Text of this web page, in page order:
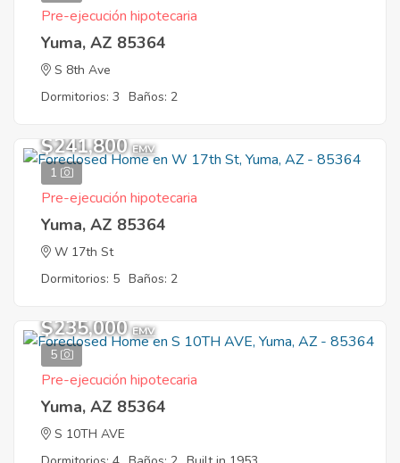
Pre-ejecución hipotecaria
Yuma, AZ 85364
S 8th Ave
Dormitorios: 3 Baños: 2
1
$241,800 EMV
Pre-ejecución hipotecaria
Yuma, AZ 85364
W 17th St
Dormitorios: 5 Baños: 2
5
$235,000 EMV
Pre-ejecución hipotecaria
Yuma, AZ 85364
S 10TH AVE